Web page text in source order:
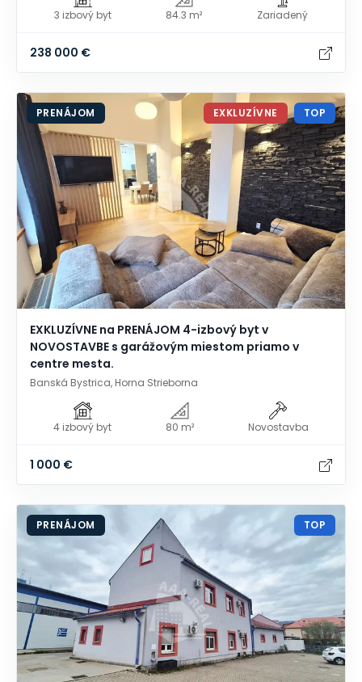
3 izbový byt 84.3 m² Zariadený
238 000 €
PRENÁJOM EXKLUZÍVNE TOP
EXKLUZÍVNE na PRENÁJOM 4-izbový byt v
NOVOSTAVBE s garážovým miestom priamo v
centre mesta.
Banská Bystrica, Horna Strieborna
4 izbový byt 80 m² Novostavba
1 000 €
PRENÁJOM TOP